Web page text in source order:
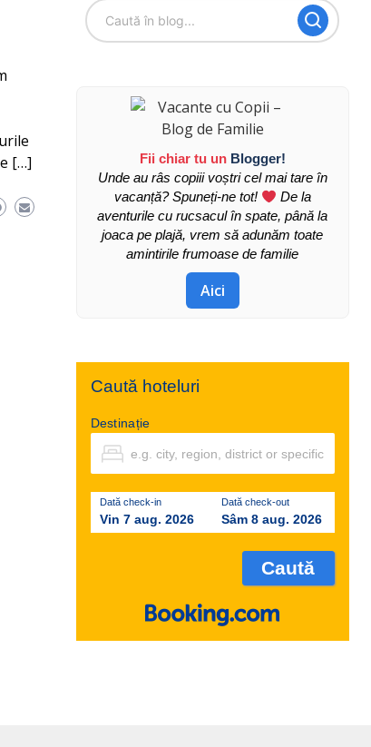
[…]
Fii chiar tu un Blogger!
Unde au râs copiii voștri cel mai tare în
vacanță? Spuneți-ne tot!
De la
aventurile cu rucsacul în spate, până la
joaca pe plajă, vrem să adunăm toate
amintirile frumoase de familie
Aici
Caută hoteluri
Destinație
Dată check-in
Vin 7 aug. 2026
Dată check-out
Sâm 8 aug. 2026